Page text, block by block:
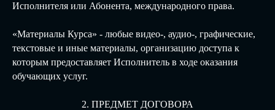
Исполнителя или Абонента, международного права.
«Материалы Курса» - любые видео-, аудио-, графические,
текстовые и иные материалы, организацию доступа к
которым предоставляет Исполнитель в ходе оказания
обучающих услуг.
2. ПРЕДМЕТ ДОГОВОРА